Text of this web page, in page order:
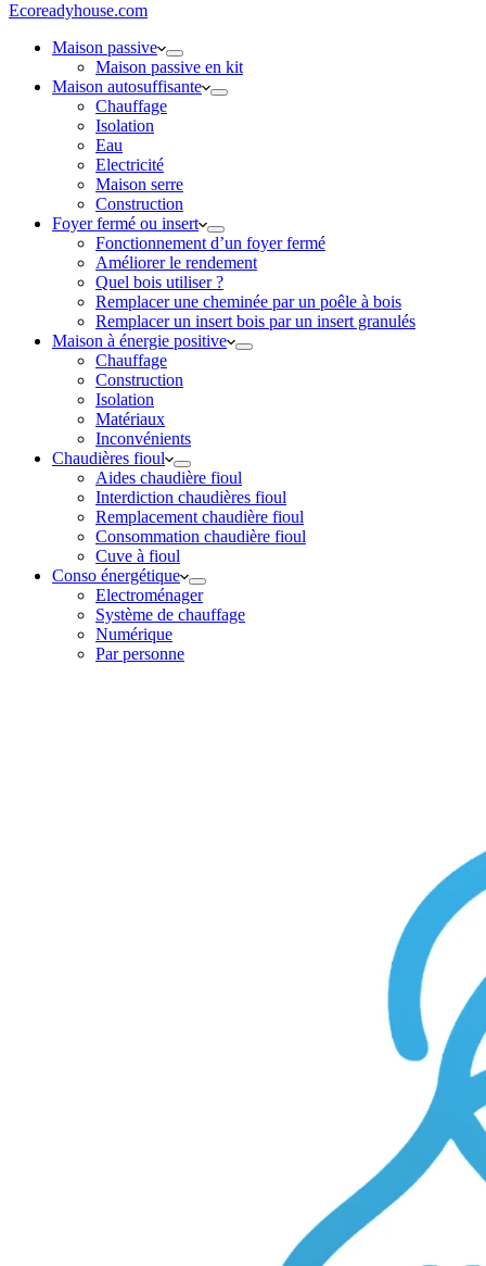
Ecoreadyhouse.com
Maison passive
Maison passive en kit
Maison autosuffisante
Chauffage
Isolation
Eau
Electricité
Maison serre
Construction
Foyer fermé ou insert
Fonctionnement d’un foyer fermé
Améliorer le rendement
Quel bois utiliser ?
Remplacer une cheminée par un poêle à bois
Remplacer un insert bois par un insert granulés
Maison à énergie positive
Chauffage
Construction
Isolation
Matériaux
Inconvénients
Chaudières fioul
Aides chaudière fioul
Interdiction chaudières fioul
Remplacement chaudière fioul
Consommation chaudière fioul
Cuve à fioul
Conso énergétique
Electroménager
Système de chauffage
Numérique
Par personne